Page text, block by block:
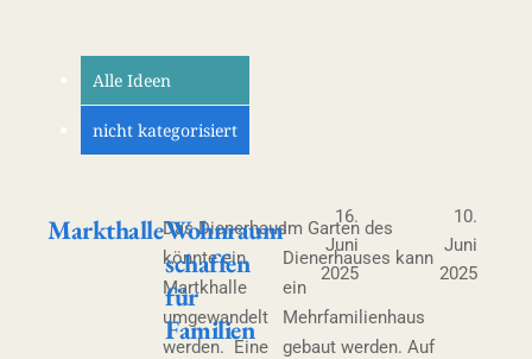
Alle Ideen
nicht kategorisiert
MarkthalleDas Dienerhaus
könnte ein
Martkhalle
umgewandelt
werden. Eine
16.
Juni
2025
Wohnraum
schaffen
für
Familien
Im Garten des
Dienerhauses kann
ein
Mehrfamilienhaus
gebaut werden. Auf
10.
Juni
2025